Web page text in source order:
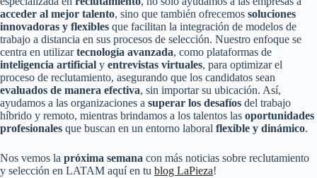
acceder al mejor talento, sino que también ofrecemos soluciones
innovadoras y flexibles que facilitan la integración de modelos de
trabajo a distancia en sus procesos de selección. Nuestro enfoque se
centra en utilizartecnología avanzada, como plataformas de
inteligencia artificial y entrevistas virtuales, para optimizar el
proceso de reclutamiento, asegurando que los candidatos sean
evaluados de manera efectiva, sin importar su ubicación. Así,
ayudamos a las organizaciones a superar los desafíos del trabajo
híbrido y remoto, mientras brindamos a los talentos las oportunidades
profesionales que buscan en un entorno laboral flexible y dinámico.
Nos vemos la próxima semana con más noticias sobre reclutamiento
y selección en LATAM aquí en tu blog LaPieza!